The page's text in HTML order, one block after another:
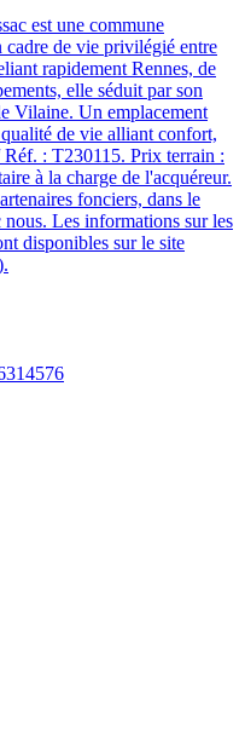
est une commune
de vie privilégié entre
rapidement Rennes, de
elle séduit par son
Vilaine. Un emplacement
de vie alliant confort,
: T230115. Prix terrain :
à la charge de l'acquéreur.
fonciers, dans le
Les informations sur les
disponibles sur le site